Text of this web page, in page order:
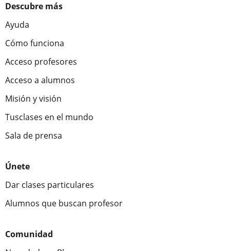
Descubre más
Ayuda
Cómo funciona
Acceso profesores
Acceso a alumnos
Misión y visión
Tusclases en el mundo
Sala de prensa
Únete
Dar clases particulares
Alumnos que buscan profesor
Comunidad